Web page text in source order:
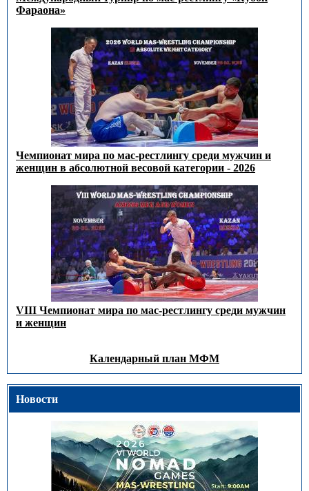
Фараона»
Чемпионат мира по мас-рестлингу среди мужчин и
женщин в абсолютной весовой категории - 2026
VIII Чемпионат мира по мас-рестлингу среди мужчин
и женщин
Календарный план МФМ
Новости